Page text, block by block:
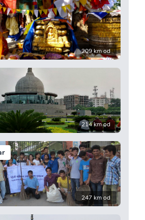
209 km od
214 km od
247 km od